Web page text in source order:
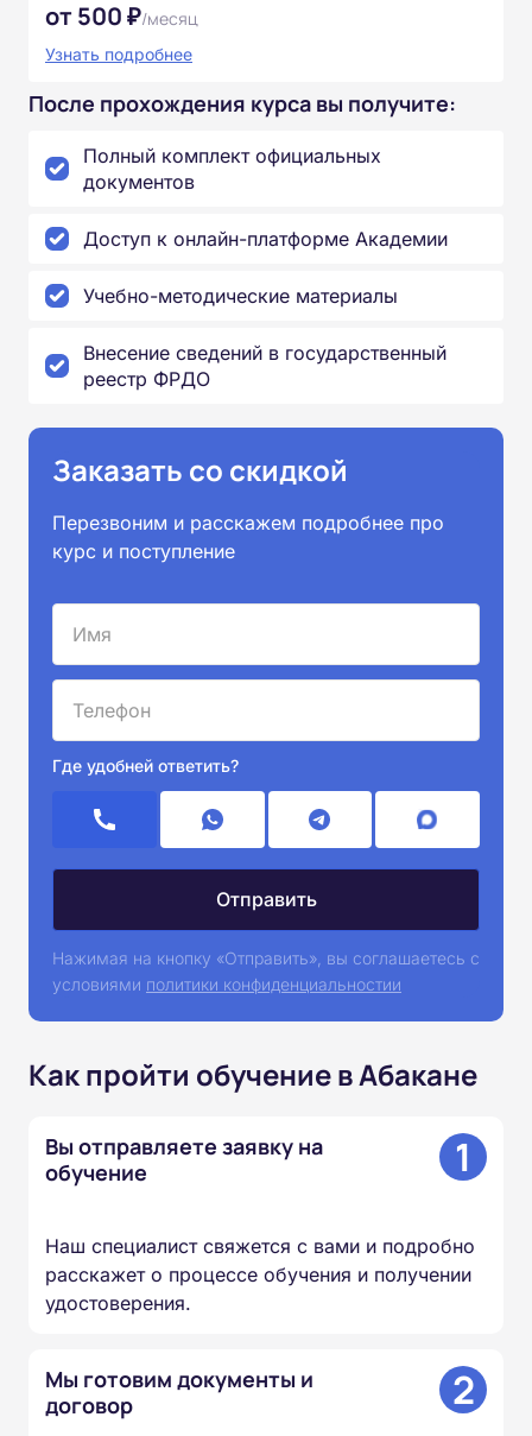
от 500 ₽/месяц
Узнать подробнее
После прохождения курса вы получите:
Полный комплект официальных
документов
Доступ к онлайн-платформе Академии
Учебно-методические материалы
Внесение сведений в государственный
реестр ФРДО
Заказать со скидкой
Перезвоним и расскажем подробнее про
курс и поступление
Где удобней ответить?
Нажимая на кнопку «Отправить», вы соглашаетесь с
условиями политики конфиденциальностии
Как пройти обучение в Абакане
Вы отправляете заявку на
обучение
1
Наш специалист свяжется с вами и подробно
расскажет о процессе обучения и получении
удостоверения.
Мы готовим документы и
договор
2